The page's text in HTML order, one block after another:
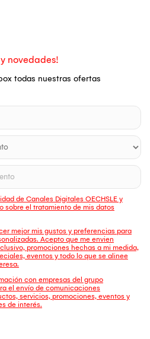
novedades!
todas nuestras ofertas
de Canales Digitales OECHSLE y
sobre el tratamiento de mis datos
mejor mis gustos y preferencias para
Acepto que me envien
promociones hechas a mi medida,
eventos y todo lo que se alinee
con empresas del grupo
el envío de comunicaciones
servicios, promociones, eventos y
de interés.